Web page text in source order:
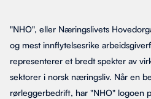
"NHO", eller Næringslivets
og mest innflytelsesrike
representerer et bredt spekter av
sektorer i norsk næringsliv. Når en
rørleggerbedrift, har "NHO" logoen